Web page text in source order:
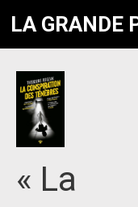
LA GRANDE
« La